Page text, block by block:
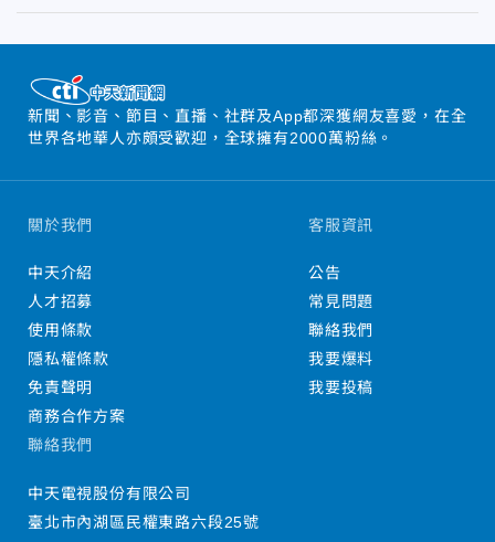
新聞、影音、節目、直播、社群及App都深獲網友喜愛，在全
世界各地華人亦頗受歡迎，全球擁有2000萬粉絲。
關於我們
中天介紹
人才招募
使用條款
隱私權條款
免責聲明
商務合作方案
客服資訊
公告
常見問題
聯絡我們
我要爆料
我要投稿
聯絡我們
中天電視股份有限公司
臺北市內湖區民權東路六段25號